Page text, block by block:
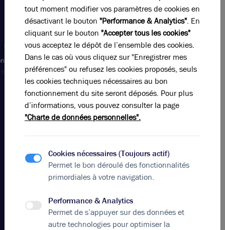
Robert
Arthur
Loyd
Appeler
15 rue
Bossuet,
69006
France
Location
Vente
locaux
tout moment modifier vos paramètres de cookies en
désactivant le bouton "Performance & Analytics". En
cliquant sur le bouton "Accepter tous les cookies"
vous acceptez le dépôt de l’ensemble des cookies.
Dans le cas où vous cliquez sur "Enregistrer mes
préférences" ou refusez les cookies proposés, seuls
les cookies techniques nécessaires au bon
fonctionnement du site seront déposés. Pour plus
d’informations, vous pouvez consulter la page
"Charte de données personnelles".
Cookies nécessaires (Toujours actif)
Permet le bon déroulé des fonctionnalités
primordiales à votre navigation.
Performance & Analytics
Permet de s’appuyer sur des données et
autre technologies pour optimiser la